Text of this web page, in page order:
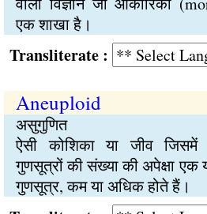
एक शाखा है।
:
Aneuploid
असुगुणित
ऐसी कोशिका या जीव
गुणसूत्रों की संख्या की अपेक्षा
गुणसूत्र, कम या अधिक होते हैं।